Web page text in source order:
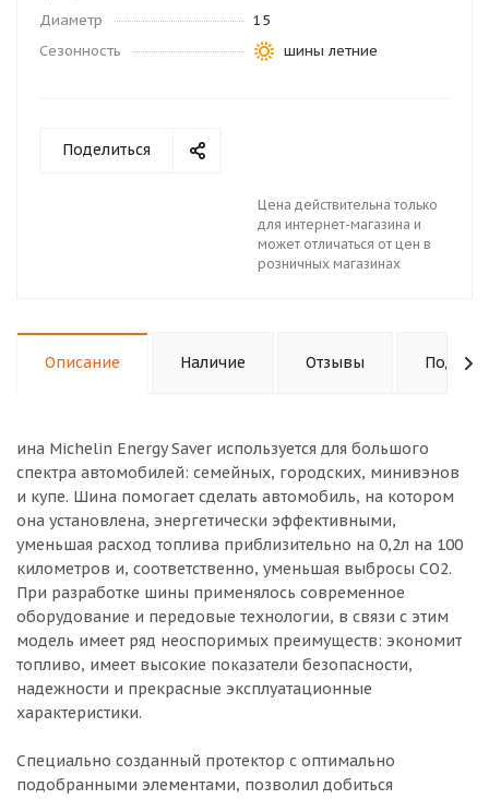
Диаметр
15
Сезонность
шины летние
Поделиться
Цена действительна только
для интернет-магазина и
может отличаться от цен в
розничных магазинах
Описание Наличие Отзывы
ина Michelin Energy Saver используется для большого
спектра автомобилей: семейных, городских, минивэнов
и купе. Шина помогает сделать автомобиль, на котором
она установлена, энергетически эффективными,
уменьшая расход топлива приблизительно на 0,2л на 100
километров и, соответственно, уменьшая выбросы CO2.
При разработке шины применялось современное
оборудование и передовые технологии, в связи с этим
модель имеет ряд неоспоримых преимуществ: экономит
топливо, имеет высокие показатели безопасности,
надежности и прекрасные эксплуатационные
характеристики.
Специально созданный протектор с оптимально
подобранными элементами, позволил добиться